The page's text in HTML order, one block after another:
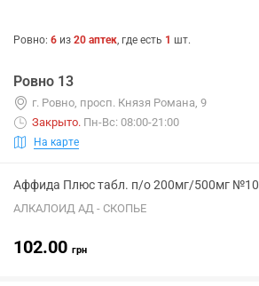
Ровно: 6 из 20 аптек, где есть 1 шт.
Ровно 13
г. Ровно, просп. Князя Романа, 9
Закрыто. Пн-Вс: 08:00-21:00
На карте
Аффида Плюс табл. п/о 200мг/500мг №10
АЛКАЛОИД АД - СКОПЬЕ
102.00 грн